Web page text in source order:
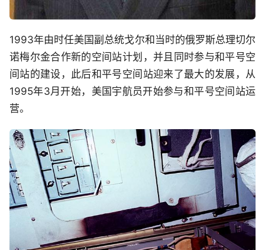
1993年由时任美国副总统戈尔和当时的俄罗斯总理切尔
诺梅尔金合作新的空间站计划，并且同时参与和平号空
间站的建设，此后和平号空间站迎来了最大的发展，从
1995年3月开始，美国宇航员开始参与和平号空间站运
营。